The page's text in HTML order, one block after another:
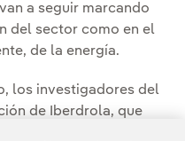
a seguir marcando
del sector como en el
de la energía.
los investigadores del
de Iberdrola, que